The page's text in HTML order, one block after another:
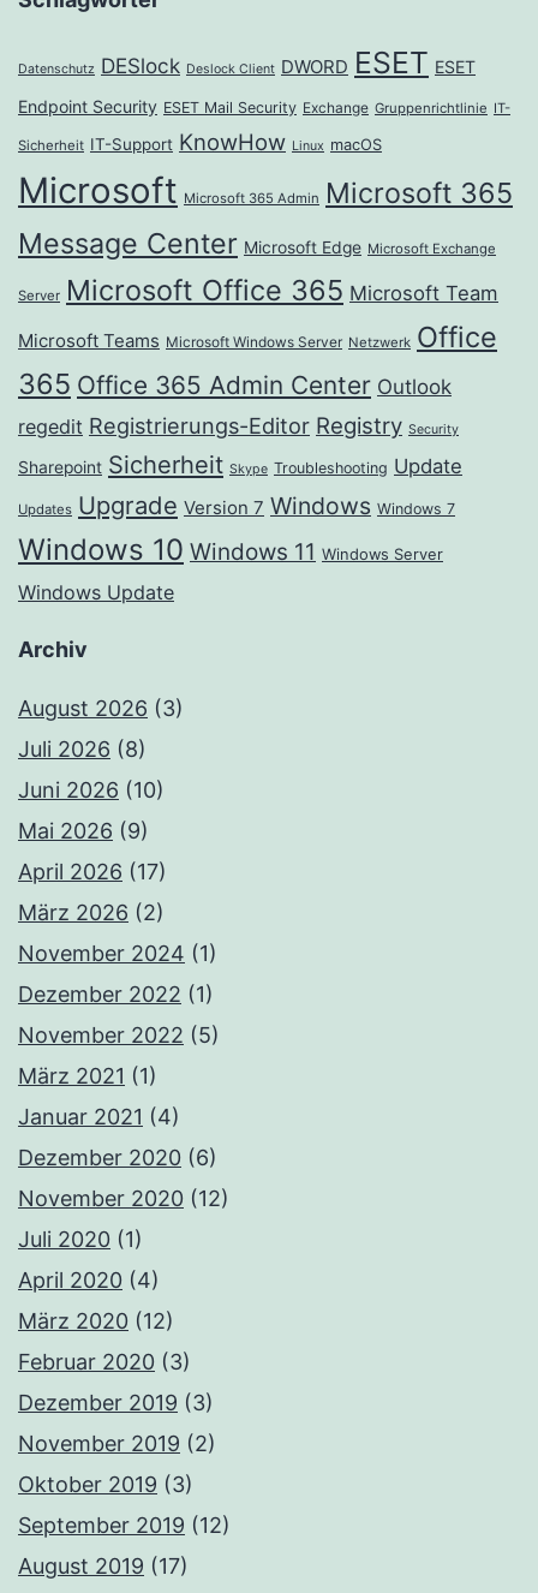
Datenschutz DESlock Deslock Client DWORD ESET ESET
Endpoint Security ESET Mail Security Exchange Gruppenrichtlinie IT-
Sicherheit IT-Support KnowHow Linux macOS
Microsoft Microsoft 365 Admin Microsoft 365
Message Center Microsoft Edge Microsoft Exchange
Server Microsoft Office 365 Microsoft Team
Microsoft Teams Microsoft Windows Server Netzwerk Office
365 Office 365 Admin Center Outlook
regedit Registrierungs-Editor Registry Security
Sharepoint Sicherheit Skype Troubleshooting Update
Updates Upgrade Version 7 Windows Windows 7
Windows 10 Windows 11 Windows Server
Windows Update
Archiv
August 2026 (3)
Juli 2026 (8)
Juni 2026 (10)
Mai 2026 (9)
April 2026 (17)
März 2026 (2)
November 2024 (1)
Dezember 2022 (1)
November 2022 (5)
März 2021 (1)
Januar 2021 (4)
Dezember 2020 (6)
November 2020 (12)
Juli 2020 (1)
April 2020 (4)
März 2020 (12)
Februar 2020 (3)
Dezember 2019 (3)
November 2019 (2)
Oktober 2019 (3)
September 2019 (12)
August 2019 (17)